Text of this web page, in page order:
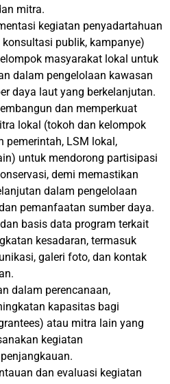
mitra.
kegiatan penyadartahuan
publik, kampanye)
masyarakat lokal untuk
dalam pengelolaan kawasan
daya laut yang berkelanjutan.
dan memperkuat
lokal (tokoh dan kelompok
pemerintah, LSM lokal,
untuk mendorong partisipasi
demi memastikan
dalam pengelolaan
pemanfaatan sumber daya.
basis data program terkait
kesadaran, termasuk
galeri foto, dan kontak
dalam perencanaan,
kapasitas bagi
atau mitra lain yang
kegiatan
dan evaluasi kegiatan